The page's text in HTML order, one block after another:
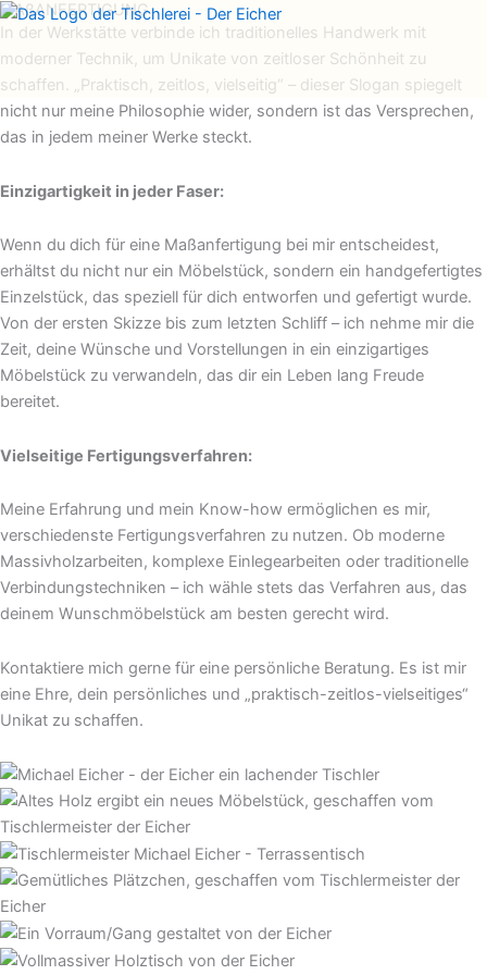
Zum
Inhalt
springen
Menü
MAßANFERTIGUNG
In der Werkstätte verbinde ich traditionelles Handwerk mit
moderner Technik, um Unikate von zeitloser Schönheit zu
schaffen. „Praktisch, zeitlos, vielseitig“ – dieser Slogan spiegelt
nicht nur meine Philosophie wider, sondern ist das Versprechen,
das in jedem meiner Werke steckt.
Einzigartigkeit in jeder Faser:
Wenn du dich für eine Maßanfertigung bei mir entscheidest,
erhältst du nicht nur ein Möbelstück, sondern ein handgefertigtes
Einzelstück, das speziell für dich entworfen und gefertigt wurde.
Von der ersten Skizze bis zum letzten Schliff – ich nehme mir die
Zeit, deine Wünsche und Vorstellungen in ein einzigartiges
Möbelstück zu verwandeln, das dir ein Leben lang Freude
bereitet.
Vielseitige Fertigungsverfahren:
Meine Erfahrung und mein Know-how ermöglichen es mir,
verschiedenste Fertigungsverfahren zu nutzen. Ob moderne
Massivholzarbeiten, komplexe Einlegearbeiten oder traditionelle
Verbindungstechniken – ich wähle stets das Verfahren aus, das
deinem Wunschmöbelstück am besten gerecht wird.
Kontaktiere mich gerne für eine persönliche Beratung. Es ist mir
eine Ehre, dein persönliches und „praktisch-zeitlos-vielseitiges“
Unikat zu schaffen.